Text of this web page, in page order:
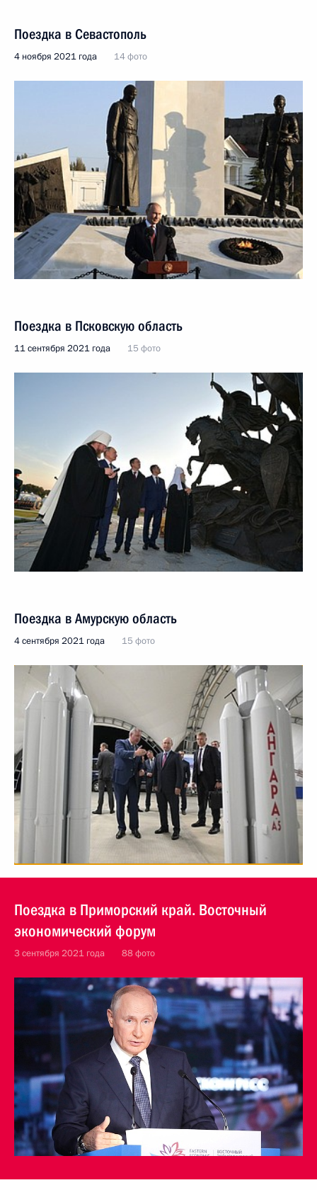
Поездка в Севастополь
4 ноября 2021 года 14 фото
Поездка в Псковскую область
11 сентября 2021 года 15 фото
Поездка в Амурскую область
4 сентября 2021 года 15 фото
Поездка в Приморский край. Восточный
экономический форум
3 сентября 2021 года 88 фото